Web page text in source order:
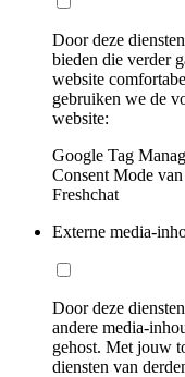
Door deze
bieden die verder
website
gebruiken we de
website:
Google Tag
Consent Mode
Freshchat
Externe media-
Door deze
andere media-
gehost. Met jouw
diensten van